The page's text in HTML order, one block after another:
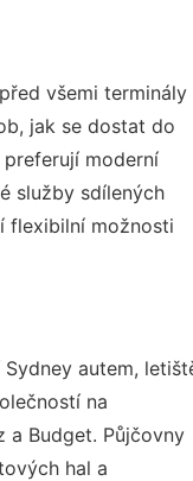
všemi terminály
jak se dostat do
moderní
služby sdílených
flexibilní možnosti
autem,
na
a Budget. Půjčovny
hal a